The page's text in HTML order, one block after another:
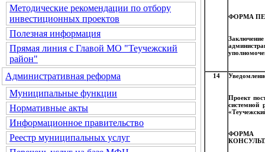
Методические рекомендации по отбору
инвестиционных проектов
Полезная информация
Прямая линия с Главой МО "Теучежский
район"
Административная реформа
Муниципальные функции
Нормативные акты
Информационное правительство
Реестр муниципальных услуг
ФОРМА
14
Проект
системной
ФОРМА